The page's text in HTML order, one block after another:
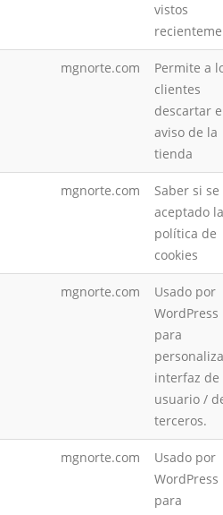
vistos
mgnorte.com
Permite a
clientes
descartar
aviso de la
tienda
mgnorte.com
Saber si
aceptado la
política de
cookies
mgnorte.com
Usado por
WordPress
para
interfaz de
usuario /
terceros.
mgnorte.com
Usado por
WordPress
para